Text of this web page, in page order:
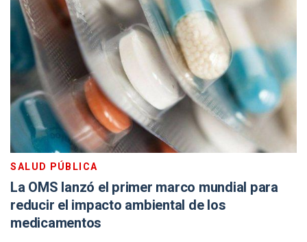
SALUD PÚBLICA
La OMS lanzó el primer marco mundial para
reducir el impacto ambiental de los
medicamentos